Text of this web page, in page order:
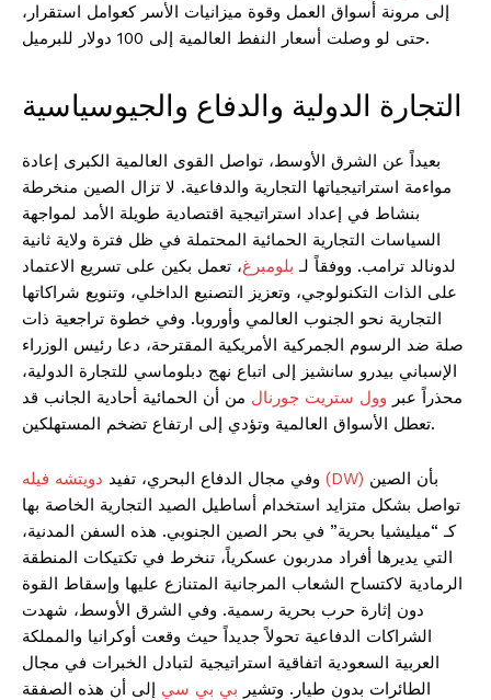
إلى مرونة أسواق العمل وقوة ميزانيات الأسر كعوامل استقرار،
حتى لو وصلت أسعار النفط العالمية إلى 100 دولار للبرميل.
التجارة الدولية والدفاع والجيوسياسية
بعيداً عن الشرق الأوسط، تواصل القوى العالمية الكبرى إعادة
مواءمة استراتيجياتها التجارية والدفاعية. لا تزال الصين منخرطة
بنشاط في إعداد استراتيجية اقتصادية طويلة الأمد لمواجهة
السياسات التجارية الحمائية المحتملة في ظل فترة ولاية ثانية
لدونالد ترامب. ووفقاً لـ بلومبرغ، تعمل بكين على تسريع الاعتماد
على الذات التكنولوجي، وتعزيز التصنيع الداخلي، وتنويع شراكاتها
التجارية نحو الجنوب العالمي وأوروبا. وفي خطوة تراجعية ذات
صلة ضد الرسوم الجمركية الأمريكية المقترحة، دعا رئيس الوزراء
الإسباني بيدرو سانشيز إلى اتباع نهج دبلوماسي للتجارة الدولية،
محذراً عبر وول ستريت جورنال من أن الحمائية أحادية الجانب قد
تعطل الأسواق العالمية وتؤدي إلى ارتفاع تضخم المستهلكين.
وفي مجال الدفاع البحري، تفيد دويتشه فيله (DW)
تواصل بشكل متزايد استخدام أساطيل الصيد التجارية الخاصة بها
كـ “ميليشيا بحرية” في بحر الصين الجنوبي. هذه السفن المدنية،
التي يديرها أفراد مدربون عسكرياً، تنخرط في تكتيكات المنطقة
الرمادية لاكتساح الشعاب المرجانية المتنازع عليها وإسقاط القوة
دون إثارة حرب بحرية رسمية. وفي الشرق الأوسط، شهدت
الشراكات الدفاعية تحولاً جديداً حيث وقعت أوكرانيا والمملكة
العربية السعودية اتفاقية استراتيجية لتبادل الخبرات في مجال
الطائرات بدون طيار. وتشير بي بي سي إلى أن هذه الصفقة